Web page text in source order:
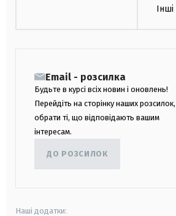
Email - розсилка
Будьте в курсі всіх новин і оновлень!
Перейдіть на сторінку наших
обрати ті, що відповідають вашим
інтересам.
ДО РОЗСИЛОК
Наші додатки: